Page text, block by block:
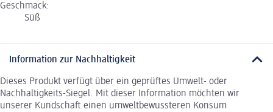
Geschmack:
Süß
Information zur Nachhaltigkeit
Dieses Produkt verfügt über ein geprüftes Umwelt- oder
Nachhaltigkeits-Siegel. Mit dieser Information möchten wir
unserer Kundschaft einen umweltbewussteren Konsum